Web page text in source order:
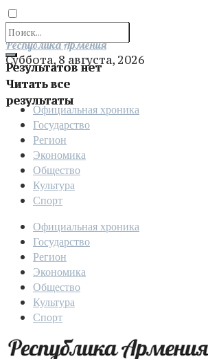
Результатов нет
Читать все
результаты
Отправить
Республика Армения
Суббота, 8 августа, 2026
Официальная хроника
Государство
Регион
Экономика
Общество
Культура
Спорт
Официальная хроника
Государство
Регион
Экономика
Общество
Культура
Спорт